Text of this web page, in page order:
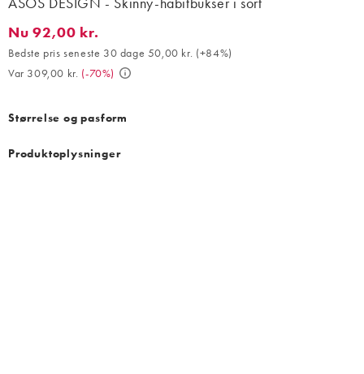
Nu 92,00 kr.. Bedste pris seneste 30 dage 50,00 kr. (+84%).
Nu 92,00 kr.
Bedste pris seneste 30 dage 50,00 kr. (+84%)
Var 309,00 kr. (-70%)
Størrelse og pasform
Produktoplysninger